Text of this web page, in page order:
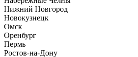
Нижний Новгород
Новокузнецк
Омск
Оренбург
Пермь
Ростов-на-Дону